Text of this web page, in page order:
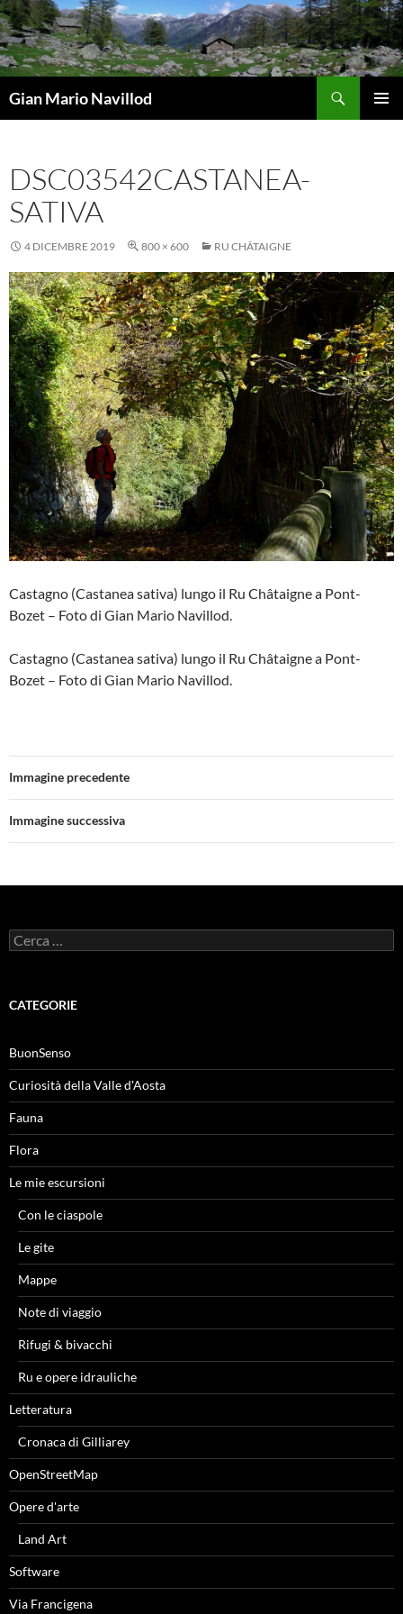
Vai
al
contenuto
Gian Mario Navillod
DSC03542CASTANEA-
SATIVA
4 DICEMBRE 2019 800 × 600 RU CHÂTAIGNE
Castagno (Castanea sativa) lungo il Ru Châtaigne a Pont-
Bozet – Foto di Gian Mario Navillod.
Castagno (Castanea sativa) lungo il Ru Châtaigne a Pont-
Bozet – Foto di Gian Mario Navillod.
Immagine precedente
Immagine successiva
Ricerca
per:
CATEGORIE
BuonSenso
Curiosità della Valle d'Aosta
Fauna
Flora
Le mie escursioni
Con le ciaspole
Le gite
Mappe
Note di viaggio
Rifugi & bivacchi
Ru e opere idrauliche
Letteratura
Cronaca di Gilliarey
OpenStreetMap
Opere d'arte
Land Art
Software
Via Francigena